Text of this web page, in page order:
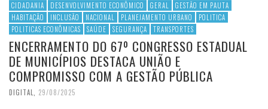
CIDADANIA DESENVOLVIMENTO ECONÔMICO GERAL
GESTÃO EM PAUTA
HABITAÇÃO
INCLUSÃO NACIONAL PLANEJAMENTO URBANO
POLITICA
POLITICAS ECONÔMICAS
SAÚDE SEGURANÇA TRANSPORTES
ENCERRAMENTO DO 67º CONGRESSO ESTADUAL
DE MUNICÍPIOS DESTACA UNIÃO E
COMPROMISSO COM A GESTÃO PÚBLICA
DIGITAL, 29/08/2025